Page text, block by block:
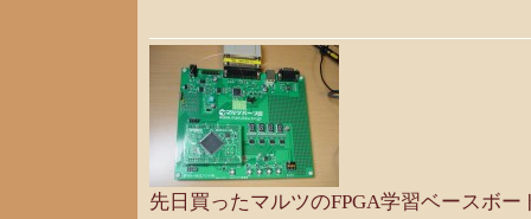
先日買ったマルツのFPGA学習ベースボ